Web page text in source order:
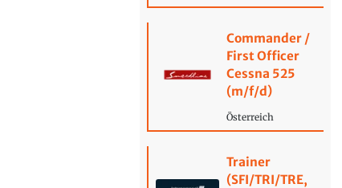
Commander /
First Officer
Cessna 525
(m/f/d)
Österreich
Trainer
(SFI/TRI/TRE,